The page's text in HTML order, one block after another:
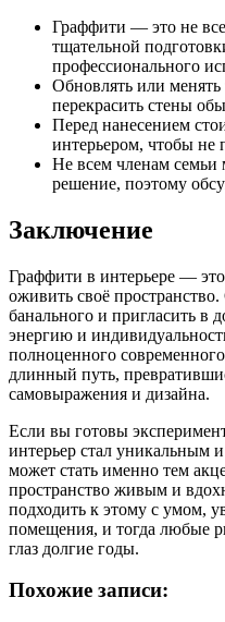
Граффити — это не
тщательной
профессионального
Обновлять или менять
перекрасить стены
Перед нанесением
интерьером, чтобы не
Не всем членам семьи
решение, поэтому
Заключение
Граффити в интерьере —
оживить своё пространство.
банального и пригласить в
энергию и
полноценного
длинный путь,
самовыражения и дизайна.
Если вы готовы
интерьер стал уникальным
может стать именно тем
пространство живым и
подходить к этому с умом,
помещения, и тогда любые
глаз долгие годы.
Похожие записи: